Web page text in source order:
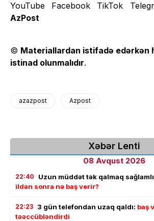
AzPost
© Materiallardan istifadə edərkən
istinad olunmalıdır.
azazpost Azpost
Xəbər Lenti
08 Avqust 2026
22:40 Uzun müddət tək qalmaq
ildən sonra nə baş verir?
22:23 3 gün telefondan uzaq qaldı: baş
təəccübləndirdi